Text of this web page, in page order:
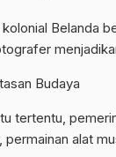
Belanda
Budaya
tertentu,
permainan alat